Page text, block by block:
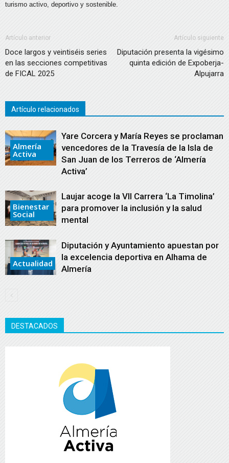
turismo activo, deportivo y sostenible.
Artículo anterior
Doce largos y veintiséis series
en las secciones competitivas
de FICAL 2025
Artículo siguiente
Diputación presenta la vigésimo
quinta edición de Expoberja-
Alpujarra
Artículo relacionados
Almería
Activa
Yare Corcera y María Reyes se proclaman
vencedores de la Travesía de la Isla de
San Juan de los Terreros de ‘Almería
Activa’
Bienestar
Social
Laujar acoge la VII Carrera ‘La Timolina’
para promover la inclusión y la salud
mental
Actualidad
Diputación y Ayuntamiento apuestan por
la excelencia deportiva en Alhama de
Almería
DESTACADOS